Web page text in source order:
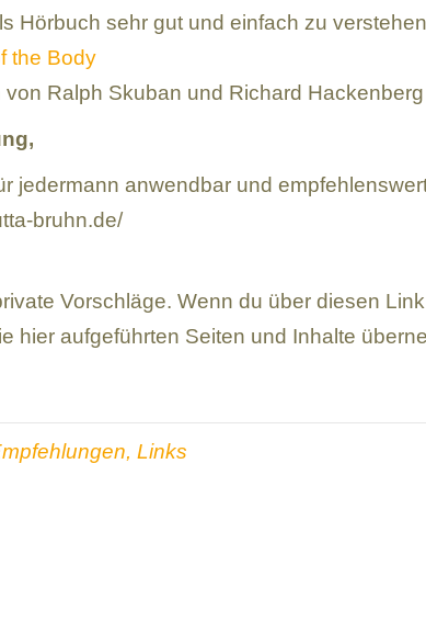
Hörbuch sehr gut und einfach zu
the Body
Ralph Skuban und Richard Hackenberg
jedermann anwendbar und
bruhn.de/
Vorschläge. Wenn du über diesen
hier aufgeführten Seiten und Inhalte
Links